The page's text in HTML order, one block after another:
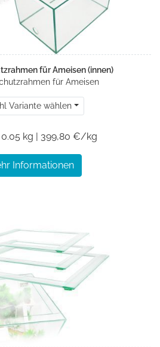
für Ameisen (innen)
für Ameisen
Variante wählen
0.05 kg | 399,80 €/kg
Informationen